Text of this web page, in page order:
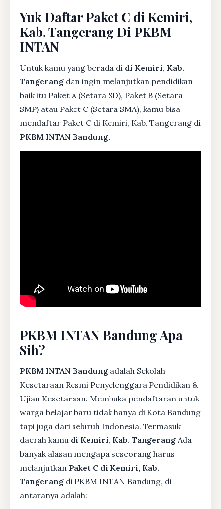
Yuk Daftar Paket C di Kemiri,
Kab. Tangerang Di PKBM
INTAN
Untuk kamu yang berada di di Kemiri, Kab.
Tangerang dan ingin melanjutkan pendidikan
baik itu Paket A (Setara SD), Paket B (Setara
SMP) atau Paket C (Setara SMA), kamu bisa
mendaftar Paket C di Kemiri, Kab. Tangerang di
PKBM INTAN Bandung.
PKBM INTAN Bandung Apa
Sih?
PKBM INTAN Bandung adalah Sekolah
Kesetaraan Resmi Penyelenggara Pendidikan &
Ujian Kesetaraan. Membuka pendaftaran untuk
warga belajar baru tidak hanya di Kota Bandung
tapi juga dari seluruh Indonesia. Termasuk
daerah kamu di Kemiri, Kab. Tangerang Ada
banyak alasan mengapa seseorang harus
melanjutkan Paket C di Kemiri, Kab.
Tangerang di PKBM INTAN Bandung, di
antaranya adalah: